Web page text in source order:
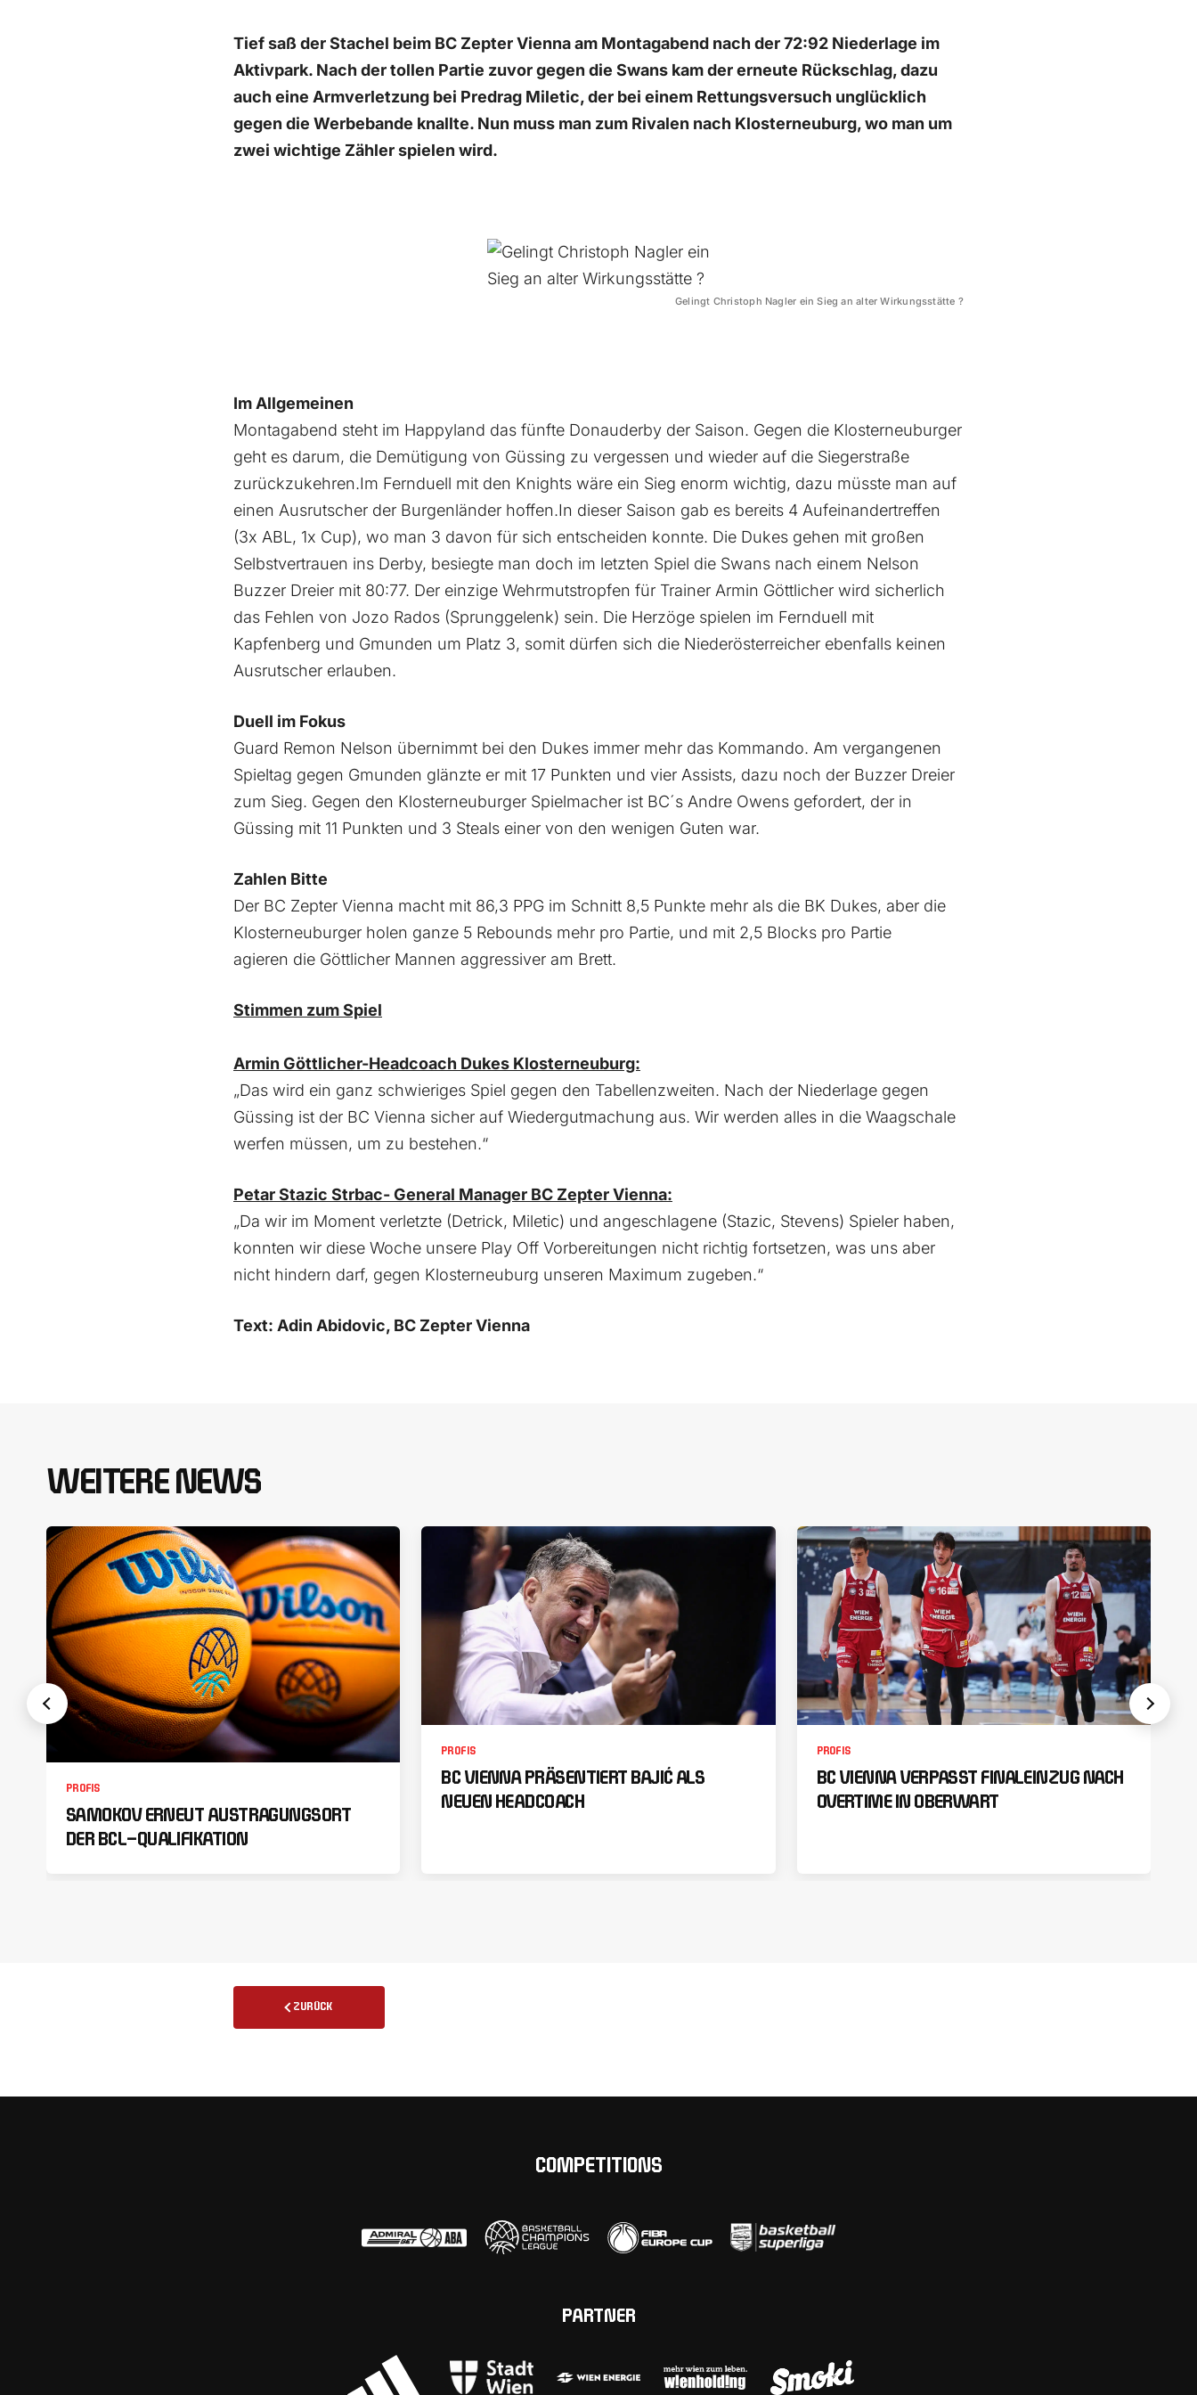
Tief saß der Stachel beim BC Zepter Vienna am Montagabend nach der 72:92 Niederlage im
Aktivpark. Nach der tollen Partie zuvor gegen die Swans kam der erneute Rückschlag, dazu
auch eine Armverletzung bei Predrag Miletic, der bei einem Rettungsversuch unglücklich
gegen die Werbebande knallte. Nun muss man zum Rivalen nach Klosterneuburg, wo man um
zwei wichtige Zähler spielen wird.
Gelingt Christoph Nagler ein Sieg an alter Wirkungsstätte ?
Im Allgemeinen
Montagabend steht im Happyland das fünfte Donauderby der Saison. Gegen die Klosterneuburger
geht es darum, die Demütigung von Güssing zu vergessen und wieder auf die Siegerstraße
zurückzukehren.Im Fernduell mit den Knights wäre ein Sieg enorm wichtig, dazu müsste man auf
einen Ausrutscher der Burgenländer hoffen.In dieser Saison gab es bereits 4 Aufeinandertreffen
(3x ABL, 1x Cup), wo man 3 davon für sich entscheiden konnte. Die Dukes gehen mit großen
Selbstvertrauen ins Derby, besiegte man doch im letzten Spiel die Swans nach einem Nelson
Buzzer Dreier mit 80:77. Der einzige Wehrmutstropfen für Trainer Armin Göttlicher wird sicherlich
das Fehlen von Jozo Rados (Sprunggelenk) sein. Die Herzöge spielen im Fernduell mit
Kapfenberg und Gmunden um Platz 3, somit dürfen sich die Niederösterreicher ebenfalls keinen
Ausrutscher erlauben.
Duell im Fokus
Guard Remon Nelson übernimmt bei den Dukes immer mehr das Kommando. Am vergangenen
Spieltag gegen Gmunden glänzte er mit 17 Punkten und vier Assists, dazu noch der Buzzer Dreier
zum Sieg. Gegen den Klosterneuburger Spielmacher ist BC´s Andre Owens gefordert, der in
Güssing mit 11 Punkten und 3 Steals einer von den wenigen Guten war.
Zahlen Bitte
Der BC Zepter Vienna macht mit 86,3 PPG im Schnitt 8,5 Punkte mehr als die BK Dukes, aber die
Klosterneuburger holen ganze 5 Rebounds mehr pro Partie, und mit 2,5 Blocks pro Partie
agieren die Göttlicher Mannen aggressiver am Brett.
Stimmen zum Spiel
Armin Göttlicher-Headcoach Dukes Klosterneuburg:
„Das wird ein ganz schwieriges Spiel gegen den Tabellenzweiten. Nach der Niederlage gegen
Güssing ist der BC Vienna sicher auf Wiedergutmachung aus. Wir werden alles in die Waagschale
werfen müssen, um zu bestehen.“
Petar Stazic Strbac- General Manager BC Zepter Vienna:
„Da wir im Moment verletzte (Detrick, Miletic) und angeschlagene (Stazic, Stevens) Spieler haben,
konnten wir diese Woche unsere Play Off Vorbereitungen nicht richtig fortsetzen, was uns aber
nicht hindern darf, gegen Klosterneuburg unseren Maximum zugeben.“
Text: Adin Abidovic, BC Zepter Vienna
WEITERE NEWS
PROFIS
SAMOKOV ERNEUT AUSTRAGUNGSORT
DER BCL-QUALIFIKATION
PROFIS
BC VIENNA PRÄSENTIERT BAJIĆ ALS
NEUEN HEADCOACH
PROFIS
BC VIENNA VERPASST FINALEINZUG NACH
OVERTIME IN OBERWART
ZURÜCK
COMPETITIONS
PARTNER